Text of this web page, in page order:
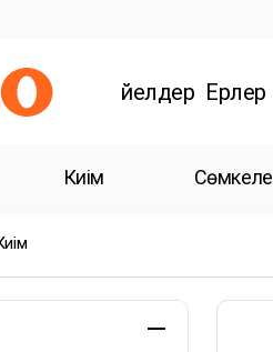
Әйелдер Ерлер
Киім